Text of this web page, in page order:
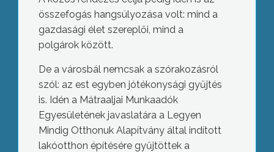
összefogás hangsúlyozása volt: mind a
gazdasági élet szereplői, mind a
polgárok között.
De a városbál nemcsak a szórakozásról
szól: az est egyben jótékonysági gyűjtés
is. Idén a Mátraaljai Munkaadók
Egyesületének javaslatára a Legyen
Mindig Otthonuk Alapítvány által indított
lakóotthon építésére gyűjtöttek a